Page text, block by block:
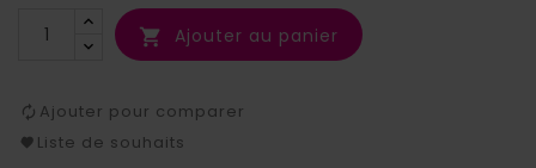
 Ajouter au panier
Ajouter pour comparer
Liste de souhaits